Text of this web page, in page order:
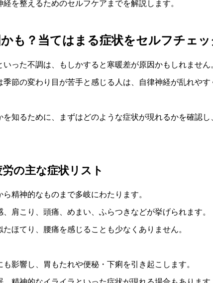
を整えるためのセルフケアまでを解説します。
も？当てはまる症状をセルフチェッ
った不調は、もしかすると寒暖差が原因かもしれません
節の変わり目が苦手と感じる人は、自律神経が乱れや
知るために、まずはどのような症状が現れるかを確認
の主な症状リスト
精神的なものまで多岐にわたります。
肩こり、頭痛、めまい、ふらつきなどが挙げられます。
ほてり、腰痛を感じることも少なくありません。
影響し、胃もたれや便秘・下痢を引き起こします。